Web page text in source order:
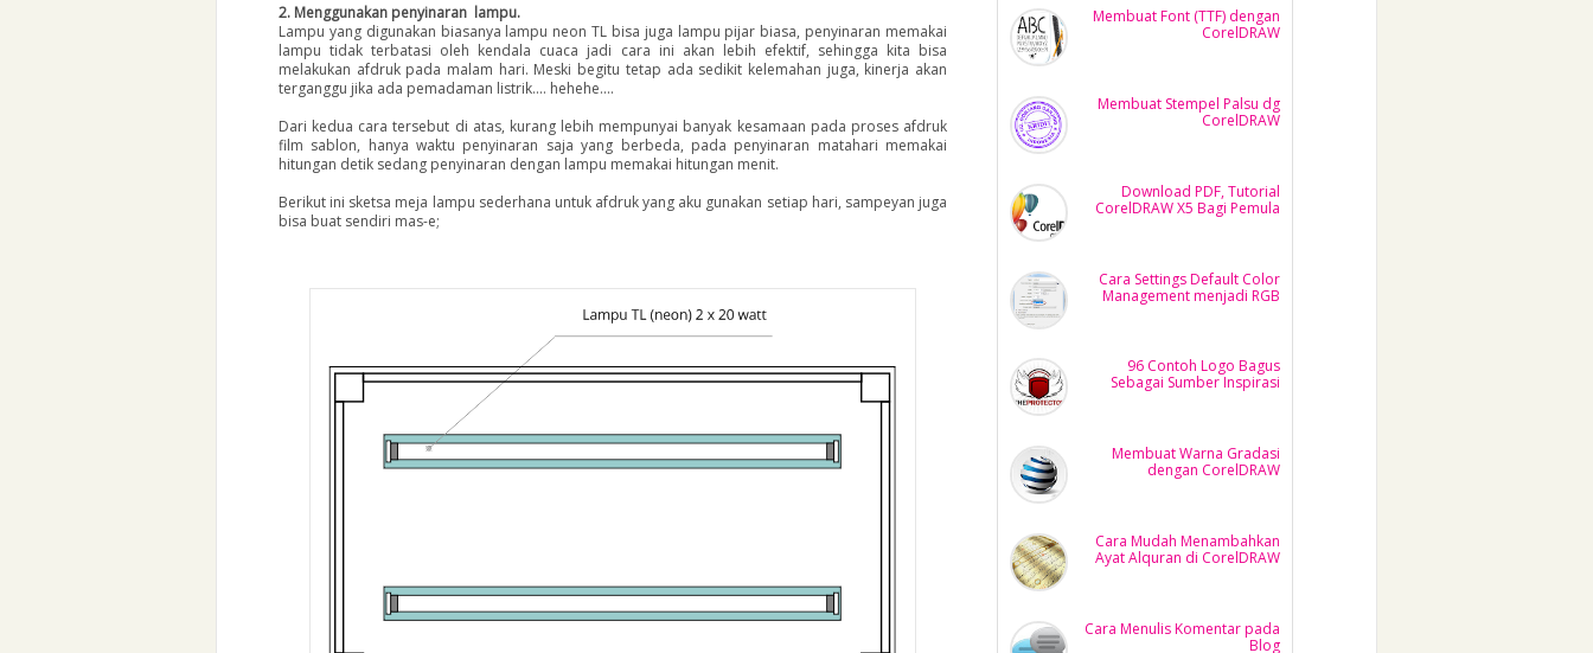
2. Menggunakan penyinaran lampu.
Lampu yang digunakan biasanya lampu neon TL bisa juga lampu pijar biasa, penyinaran memakai
lampu tidak terbatasi oleh kendala cuaca jadi cara ini akan lebih efektif, sehingga kita bisa
melakukan afdruk pada malam hari. Meski begitu tetap ada sedikit kelemahan juga, kinerja akan
terganggu jika ada pemadaman listrik.... hehehe....
Dari kedua cara tersebut di atas, kurang lebih mempunyai banyak kesamaan pada proses afdruk
film sablon, hanya waktu penyinaran saja yang berbeda, pada penyinaran matahari memakai
hitungan detik sedang penyinaran dengan lampu memakai hitungan menit.
Berikut ini sketsa meja lampu sederhana untuk afdruk yang aku gunakan setiap hari, sampeyan juga
bisa buat sendiri mas-e;
Membuat Font (TTF) dengan
CorelDRAW
Membuat Stempel Palsu dg
CorelDRAW
Download PDF, Tutorial
CorelDRAW X5 Bagi Pemula
Cara Settings Default Color
Management menjadi RGB
96 Contoh Logo Bagus
Sebagai Sumber Inspirasi
Membuat Warna Gradasi
dengan CorelDRAW
Cara Mudah Menambahkan
Ayat Alquran di CorelDRAW
Cara Menulis Komentar pada
Blog